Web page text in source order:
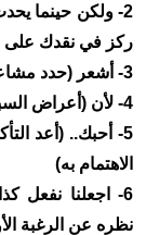
2- ولكن حينما
ركز في نقدك على
3- أشعر (حدد مشاعرك)
4- لأن (أعراض السبب)
5- أحبك.. (أعد
الاهتمام به)
6- اجعلنا نفعل
نظره عن الرغبة